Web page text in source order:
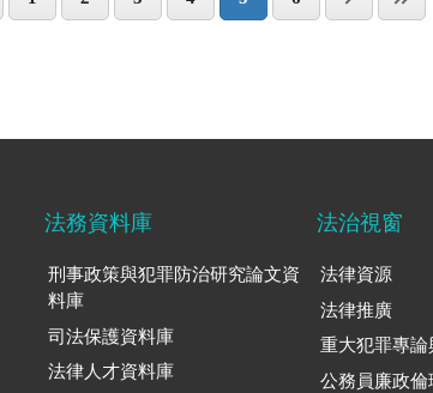
法務資料庫
刑事政策與犯罪防治研究論文資
料庫
司法保護資料庫
法律人才資料庫
法治視窗
法律資源
法律推廣
重大犯罪專論
公務員廉政倫